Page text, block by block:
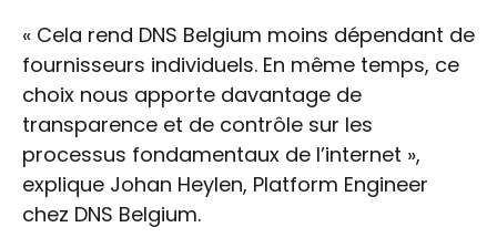
« Cela rend DNS Belgium moins dépendant de
fournisseurs individuels. En même temps, ce
choix nous apporte davantage de
transparence et de contrôle sur les
processus fondamentaux de l’internet »,
explique Johan Heylen, Platform Engineer
chez DNS Belgium.